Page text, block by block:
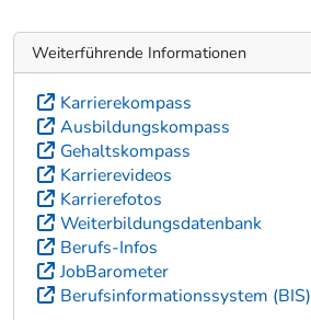
Weiterführende Informationen
Karrierekompass
Ausbildungskompass
Gehaltskompass
Karrierevideos
Karrierefotos
Weiterbildungsdatenbank
Berufs-Infos
JobBarometer
Berufsinformationssystem (BIS)